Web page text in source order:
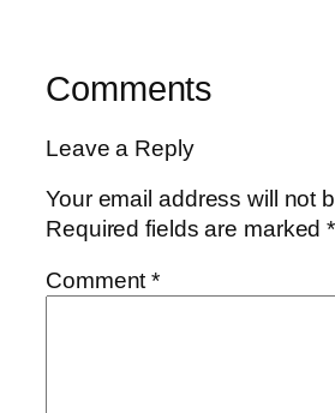
Comments
Leave a Reply
Your email address will not
Required fields are marked*
Comment*